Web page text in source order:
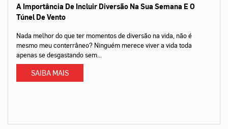
A Importância De Incluir Diversão Na Sua Semana E O
Túnel De Vento
Nada melhor do que ter momentos de diversão na vida, não é
mesmo meu conterrâneo? Ninguém merece viver a vida toda
apenas se desgastando sem...
SAIBA MAIS